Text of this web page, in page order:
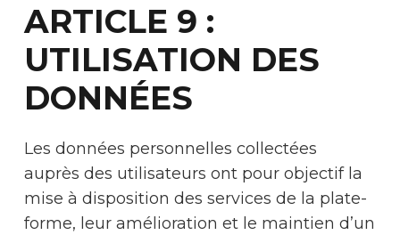
ARTICLE 9 :
UTILISATION DES
DONNÉES
Les données personnelles collectées
auprès des utilisateurs ont pour objectif la
mise à disposition des services de la plate-
forme, leur amélioration et le maintien d’un